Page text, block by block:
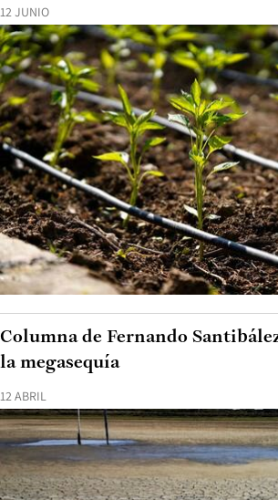
12 JUNIO
12 ABRIL
Columna de Fernando
la megasequía